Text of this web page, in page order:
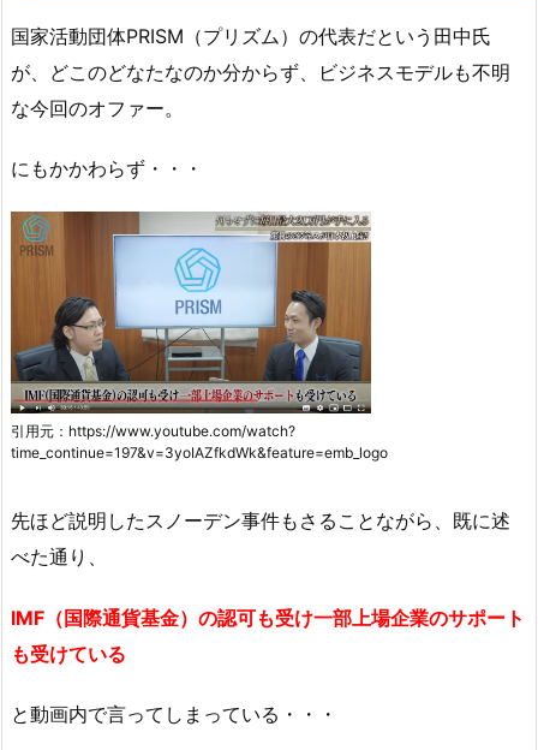
国家活動団体PRISM（プリズム）の代表だという田中氏
が、どこのどなたなのか分からず、ビジネスモデルも不明
な今回のオファー。
にもかかわらず・・・
引用元：https://www.youtube.com/watch?
time_continue=197&v=3yoIAZfkdWk&feature=emb_logo
先ほど説明したスノーデン事件もさることながら、既に述
べた通り、
IMF（国際通貨基金）の認可も受け一部上場企業のサポート
も受けている
と動画内で言ってしまっている・・・